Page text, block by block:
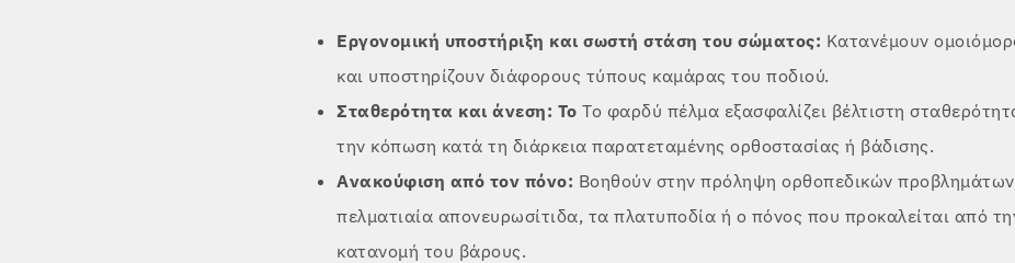
Εργονομική υποστήριξη και σωστή στάση του σώματος: Κατανέμουν
και υποστηρίζουν διάφορους τύπους καμάρας του ποδιού.
Σταθερότητα και άνεση: Το Το φαρδύ πέλμα εξασφαλίζει βέλτιστη
την κόπωση κατά τη διάρκεια παρατεταμένης ορθοστασίας ή βάδισης.
Ανακούφιση από τον πόνο: Βοηθούν στην πρόληψη ορθοπεδικών
πελματιαία απονευρωσίτιδα, τα πλατυποδία ή ο πόνος που προκαλείται από
κατανομή του βάρους.